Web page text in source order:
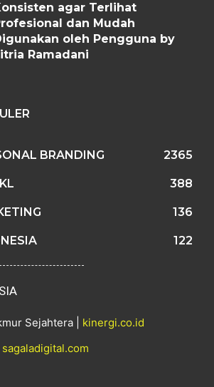
agar Terlihat
dan Mudah
oleh Pengguna by
Ramadani
BRANDING 2365
388
136
122
Sejahtera | kinergi.co.id
sagaladigital.com